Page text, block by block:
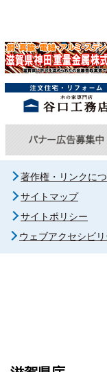
著作権・リンクに
サイトマップ
サイトポリシー
ウェブアクセシビ